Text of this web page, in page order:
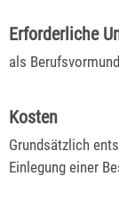
Erforderliche
als
Kosten
Grundsätzlich
Einlegung einer